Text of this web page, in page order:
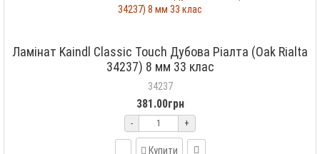
Ламінат Kaindl Classic Touch Дубова Ріалта (Oak Rialta
34237) 8 мм 33 клас
34237
381.00грн
- +
Купити